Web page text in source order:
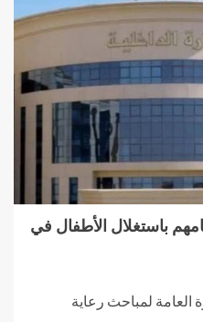
باستغلال الأطفال في
العامة لمباحث رعاية